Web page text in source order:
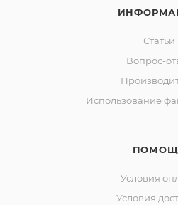
Статьи
Вопрос-
Использование
Условия
Условия